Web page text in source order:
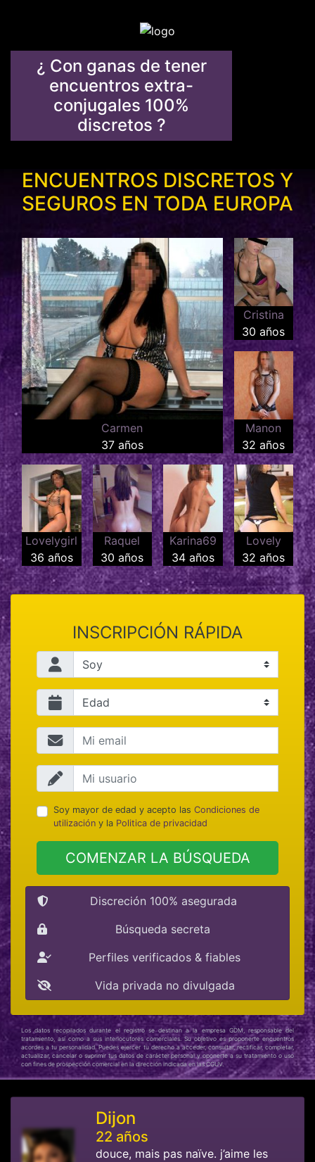
¿ Con ganas de tener
encuentros extra-
conjugales 100%
discretos ?
ENCUENTROS DISCRETOS Y
SEGUROS EN TODA EUROPA
Carmen
37 años
Cristina
30 años
Manon
32 años
Lovelygirl
36 años
Raquel
30 años
Karina69
34 años
Lovely
32 años
INSCRIPCIÓN RÁPIDA
Soy mayor de edad y acepto las Condiciones de
utilización y la Politica de privacidad
COMENZAR LA BÚSQUEDA
Discreción 100% asegurada
Búsqueda secreta
Perfiles verificados & fiables
Vida privada no divulgada
Los datos recopilados durante el registro se destinan a la empresa GDM, responsable del
tratamiento, así como a sus interlocutores comerciales. Su objetivo es proponerte encuentros
acordes a tu personalidad. Puedes ejercer tu derecho a acceder, consultar, rectificar, completar,
actualizar, cancelar o suprimir tus datos de carácter personal y oponerte a su tratamiento o uso
con fines de prospección comercial en la dirección indicada en las CGUV.
Dijon
22 años
douce, mais pas naïve. j’aime les